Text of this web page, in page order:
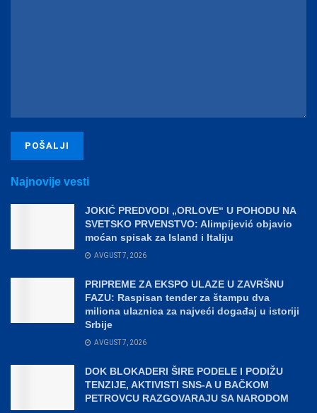
Najnovije vesti
JOKIĆ PREDVODI „ORLOVE“ U POHODU NA
SVETSKO PRVENSTVO: Alimpijević objavio
moćan spisak za Island i Italiju
AVGUST 7, 2026
PRIPREME ZA EKSPO ULAZE U ZAVRŠNU
FAZU: Raspisan tender za štampu dva
miliona ulaznica za najveći događaj u istoriji
Srbije
AVGUST 7, 2026
DOK BLOKADERI ŠIRE PODELE I PODIŽU
TENZIJE, AKTIVISTI SNS-A U BAČKOM
PETROVCU RAZGOVARAJU SA NARODOM